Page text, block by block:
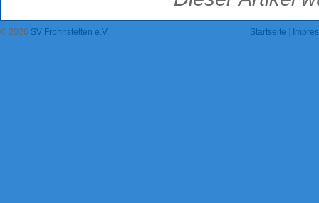
© 2026 SV Frohnstetten e.V. Startseite